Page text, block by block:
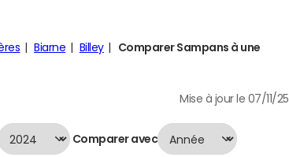
Biarne Billey
Comparer Sampans à une
Mise à jour le 07/11/25
Comparer avec